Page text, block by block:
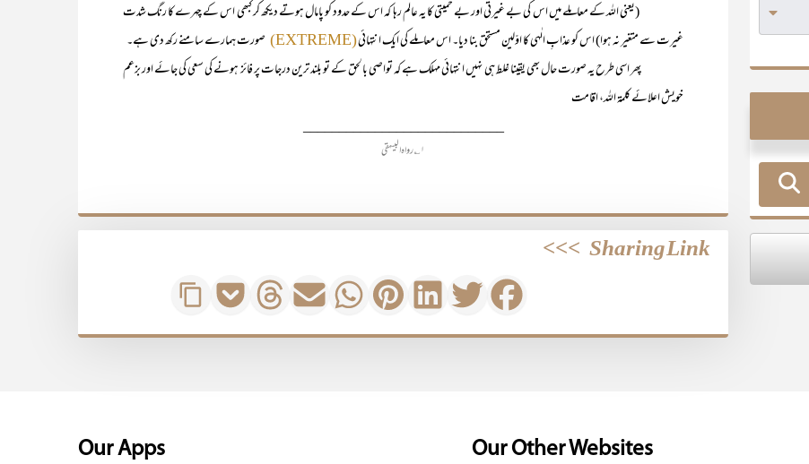
(یعنی اللہ کے معاملے میں اس کی بے غیرتی اور بے حمیتی کا یہ عالم رہا کہ اس کے حدود کو پامال ہوتے دیکھ کر کبھی اس کے چہرے کا رنگ شدت
غیرت سے متغیر نہ ہوا) اس کو عذابِ الٰہی کا اوّلین مستحق بنا دیا۔ اس معاملے کی ایک انتہائی(EXTREME)
صورت ہمارے سامنے رکھ دی ہے۔
پھر اسی طرح یہ صورت حال بھی یقینا غلط ہی نہیں انتہائی مہلک ہے کہ تواصی بالحق کے تو بلند ترین درجات پر فائز ہونے کی سعی کی جائے اور بزعم
خویش اعلائے کلمۃ اللہ، اقامت
____________________________
۱؎ رواہ البیہقی
Sharing Link
>>>
Our Other Websites
Our Apps